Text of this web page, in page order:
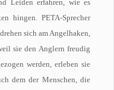
Leiden erfahren, wie es
hingen. PETA-Sprecher
sich am Angelhaken,
sie den Anglern freudig
werden, erleben sie
dem der Menschen, die